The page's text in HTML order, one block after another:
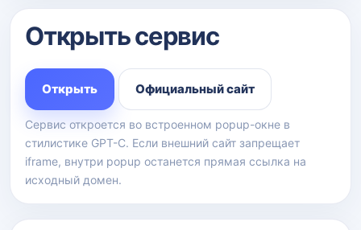
Открыть сервис
Открыть Официальный сайт
Сервис откроется во встроенном popup-окне в
стилистике GPT-C. Если внешний сайт запрещает
iframe, внутри popup останется прямая ссылка на
исходный домен.